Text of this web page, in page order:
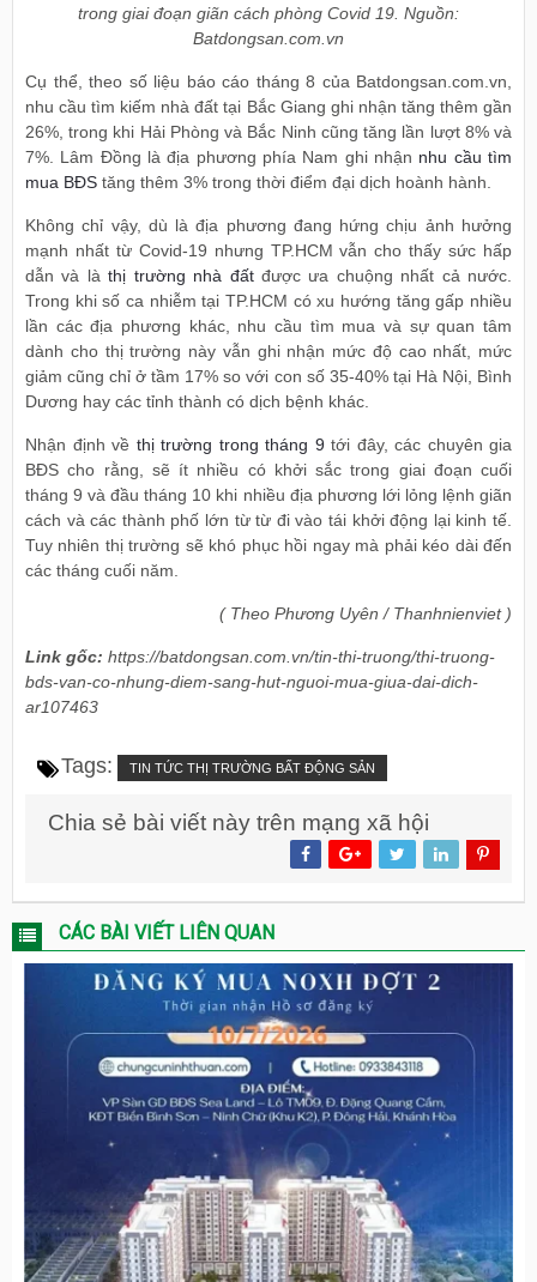
trong giai đoạn giãn cách phòng Covid 19. Nguồn:
Batdongsan.com.vn
Cụ thể, theo số liệu báo cáo tháng 8 của Batdongsan.com.vn,
nhu cầu tìm kiếm nhà đất tại Bắc Giang ghi nhận tăng thêm gần
26%, trong khi Hải Phòng và Bắc Ninh cũng tăng lần lượt 8% và
7%. Lâm Đồng là địa phương phía Nam ghi nhận nhu cầu tìm
mua BĐS tăng thêm 3% trong thời điểm đại dịch hoành hành.
Không chỉ vậy, dù là địa phương đang hứng chịu ảnh hưởng
mạnh nhất từ Covid-19 nhưng TP.HCM vẫn cho thấy sức hấp
dẫn và làthị trường nhà đấtđược ưa chuộng nhất cả nước.
Trong khi số ca nhiễm tại TP.HCM có xu hướng tăng gấp nhiều
lần các địa phương khác, nhu cầu tìm mua và sự quan tâm
dành cho thị trường này vẫn ghi nhận mức độ cao nhất, mức
giảm cũng chỉ ở tầm 17% so với con số 35-40% tại Hà Nội, Bình
Dương hay các tỉnh thành có dịch bệnh khác.
Nhận định về thị trường trong tháng 9 tới đây, các chuyên gia
BĐS cho rằng, sẽ ít nhiều có khởi sắc trong giai đoạn cuối
tháng 9 và đầu tháng 10 khi nhiều địa phương lới lỏng lệnh giãn
cách và các thành phố lớn từ từ đi vào tái khởi động lại kinh tế.
Tuy nhiên thị trường sẽ khó phục hồi ngay mà phải kéo dài đến
các tháng cuối năm.
( Theo Phương Uyên / Thanhnienviet )
Link gốc: https://batdongsan.com.vn/tin-thi-truong/thi-truong-
bds-van-co-nhung-diem-sang-hut-nguoi-mua-giua-dai-dich-
ar107463
Tags: TIN TỨC THỊ TRƯỜNG BẤT ĐỘNG SẢN
Chia sẻ bài viết này trên mạng xã hội
CÁC BÀI VIẾT LIÊN QUAN